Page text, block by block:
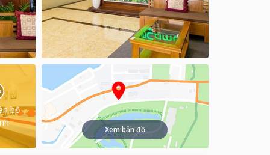
bộ
Xem bản đồ